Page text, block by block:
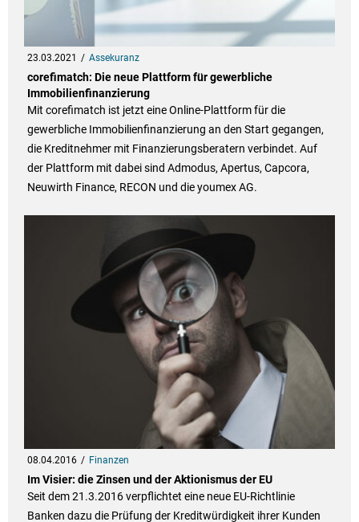
23.03.2021 Assekuranz
corefimatch: Die neue Plattform für gewerbliche
Immobilienfinanzierung
Mit corefimatch ist jetzt eine Online-Plattform für die
gewerbliche Immobilienfinanzierung an den Start gegangen,
die Kreditnehmer mit Finanzierungsberatern verbindet. Auf
der Plattform mit dabei sind Admodus, Apertus, Capcora,
Neuwirth Finance, RECON und die youmex AG.
08.04.2016 Finanzen
Im Visier: die Zinsen und der Aktionismus der EU
Seit dem 21.3.2016 verpflichtet eine neue EU-Richtlinie
Banken dazu die Prüfung der Kreditwürdigkeit ihrer Kunden